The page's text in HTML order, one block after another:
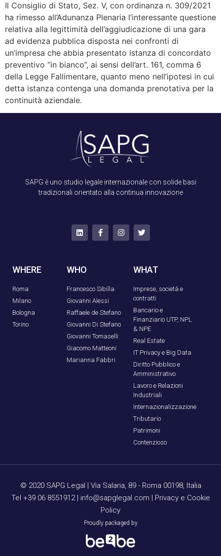
Il Consiglio di Stato, Sez. V, con ordinanza n. 309/2021
ha rimesso all’Adunanza Plenaria l’interessante questione
relativa alla legittimità dell’aggiudicazione di una gara
ad evidenza pubblica disposta nei confronti di
un’impresa che abbia presentato istanza di concordato
preventivo “in bianco”, ai sensi dell’art. 161, comma 6
della Legge Fallimentare, quanto meno nell’ipotesi in cui
detta istanza contenga una domanda prenotativa per la
continuità aziendale.
SAPG è uno studio legale internazionale con solide basi
tradizionali orientato alla continua innovazione
WHERE
Roma
Milano
Bologna
Torino
WHO
Francesco Sibilla
Giovanni Alessi
Raffaele de Stefano
Giovanni Di Stefano
Giovanni Tomaselli
Giacomo Matteoni
Marianna Fabbri
WHAT
Imprese, società e
contratti
Bancario e
Finanziario UTP, NPL
& NPE
Real Estate
IT Privacy e Big Data
Diritto Pubblico e
Amministrativo
Lavoro e Relazioni
Industriali
Internazionalizzazione
Tributario
Patrimoni
Contenzioso
© 2020 SAPG Legal | Via Salaria, 89 - Roma 00198, Italia
Tel +39 06 8551912
info@sapglegal.com
Privacy e Cookie
Policy
Proudly packaged by